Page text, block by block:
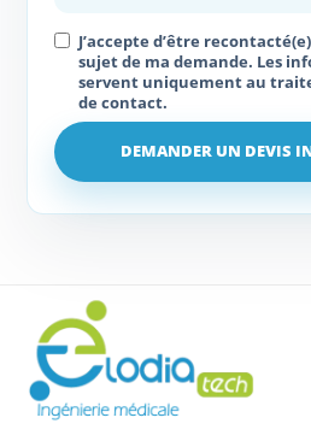
J’accepte d’être
sujet de ma demande. Les
servent uniquement au
de contact.
DEMANDER UN DEVIS